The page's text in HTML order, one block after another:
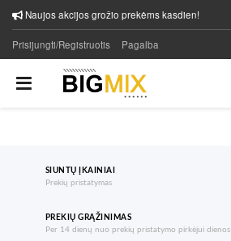
Naujos akcijos grožio prekėms kasdien!
Prisijungti/Registruotis Pagalba
SIUNTŲ ĮKAINIAI
Prekių pristatymas
PREKIŲ GRĄŽINIMAS
Per 14 dienų nuo prekių pristatymo pirkėjui dienos